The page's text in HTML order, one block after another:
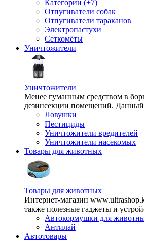
Категории (+7)
Отпугиватели собак
Отпугиватели тараканов
Электропастухи
Сеткомёты
Уничтожители
Уничтожители
Менее гуманным средством в
дезинсекции помещений. Данный
Ловушки
Пестициды
Уничтожители вредителей
Уничтожители насекомых
Товары для животных
Товары для животных
Интернет-магазин
также полезные гаджеты и
Автокормушки для
Антилай
Автотовары